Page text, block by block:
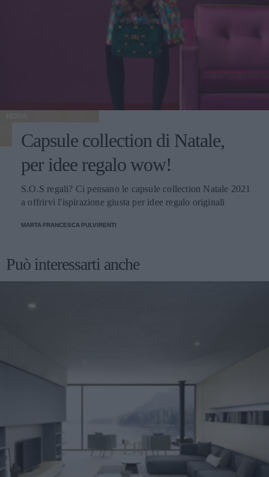
MODA
Capsule collection di Natale,
per idee regalo wow!
S.O.S regali? Ci pensano le capsule collection Natale 2021
a offrirvi l'ispirazione giusta per idee regalo originali
MARTA FRANCESCA PULVIRENTI
Può interessarti anche